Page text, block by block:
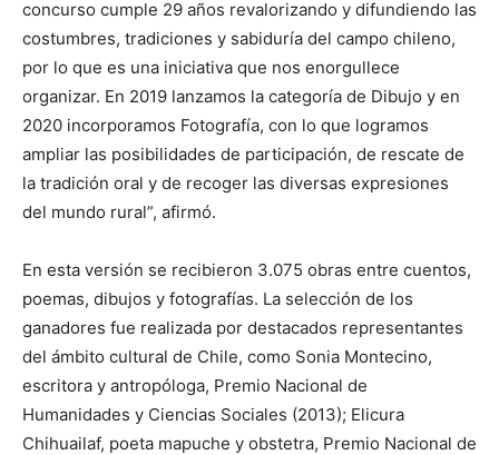
concurso cumple 29 años revalorizando y difundiendo las
costumbres, tradiciones y sabiduría del campo chileno,
por lo que es una iniciativa que nos enorgullece
organizar. En 2019 lanzamos la categoría de Dibujo y en
2020 incorporamos Fotografía, con lo que logramos
ampliar las posibilidades de participación, de rescate de
la tradición oral y de recoger las diversas expresiones
del mundo rural”, afirmó.
En esta versión se recibieron 3.075 obras entre cuentos,
poemas, dibujos y fotografías. La selección de los
ganadores fue realizada por destacados representantes
del ámbito cultural de Chile, como Sonia Montecino,
escritora y antropóloga, Premio Nacional de
Humanidades y Ciencias Sociales (2013); Elicura
Chihuailaf, poeta mapuche y obstetra, Premio Nacional de